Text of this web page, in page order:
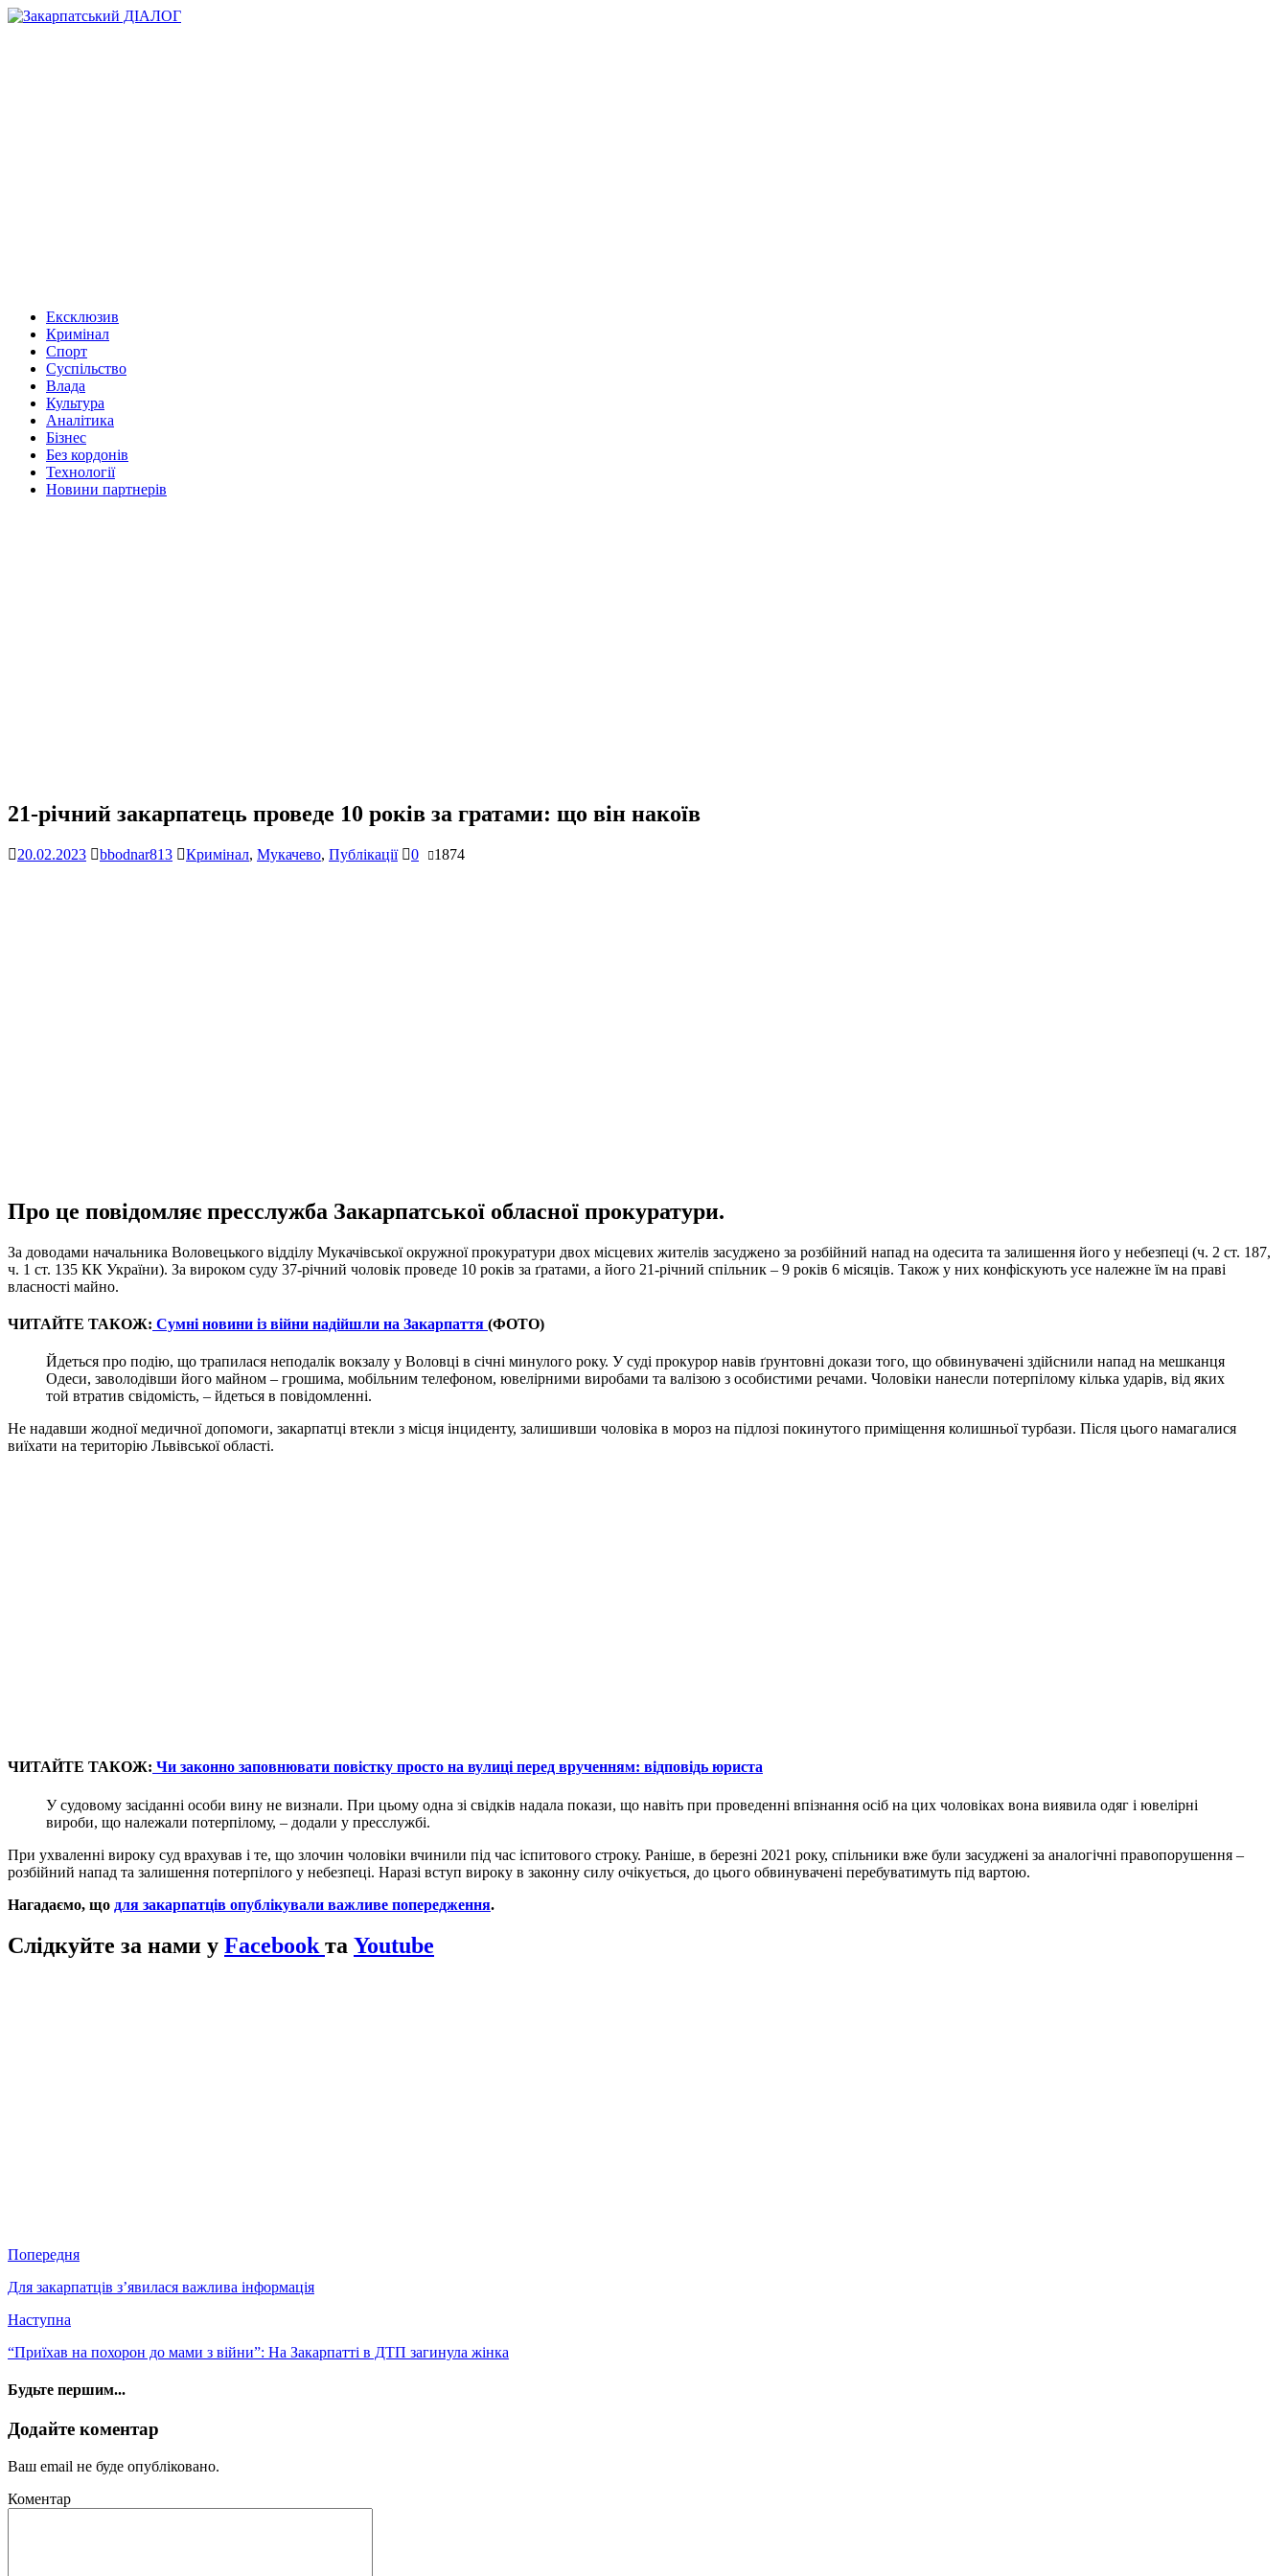
Ексклюзив
Кримінал
Спорт
Суспільство
Влада
Культура
Аналітика
Бізнес
Без кордонів
Технології
Новини партнерів
21-річний закарпатець проведе 10 років за гратами: що він накоїв
20.02.2023 bbodnar813 Кримінал, Мукачево, Публікації 0 1874
Про це повідомляє пресслужба Закарпатської обласної прокуратури.
За доводами начальника Воловецького відділу Мукачівської окружної прокуратури двох місцевих жителів засуджено за розбійний напад на одесита та залишення його у небезпеці (ч. 2 ст. 187,
ч. 1 ст. 135 КК України). За вироком суду 37-річний чоловік проведе 10 років за ґратами, а його 21-річний спільник – 9 років 6 місяців. Також у них конфіскують усе належне їм на праві
власності майно.
ЧИТАЙТЕ ТАКОЖ: Сумні новини із війни надійшли на Закарпаття (ФОТО)
Йдеться про подію, що трапилася неподалік вокзалу у Воловці в січні минулого року. У суді прокурор навів ґрунтовні докази того, що обвинувачені здійснили напад на мешканця
Одеси, заволодівши його майном – грошима, мобільним телефоном, ювелірними виробами та валізою з особистими речами. Чоловіки нанесли потерпілому кілька ударів, від яких
той втратив свідомість, – йдеться в повідомленні.
Не надавши жодної медичної допомоги, закарпатці втекли з місця інциденту, залишивши чоловіка в мороз на підлозі покинутого приміщення колишньої турбази. Після цього намагалися
виїхати на територію Львівської області.
ЧИТАЙТЕ ТАКОЖ: Чи законно заповнювати повістку просто на вулиці перед врученням: відповідь юриста
У судовому засіданні особи вину не визнали. При цьому одна зі свідків надала покази, що навіть при проведенні впізнання осіб на цих чоловіках вона виявила одяг і ювелірні
вироби, що належали потерпілому, – додали у пресслужбі.
При ухваленні вироку суд врахував і те, що злочин чоловіки вчинили під час іспитового строку. Раніше, в березні 2021 року, спільники вже були засуджені за аналогічні правопорушення –
розбійний напад та залишення потерпілого у небезпеці. Наразі вступ вироку в законну силу очікується, до цього обвинувачені перебуватимуть під вартою.
Нагадаємо, що для закарпатців опублікували важливе попередження.
Слідкуйте за нами у Facebook та Youtube
Попередня
Для закарпатців з’явилася важлива інформація
Наступна
“Приїхав на похорон до мами з війни”: На Закарпатті в ДТП загинула жінка
Будьте першим...
Додайте коментар
Ваш email не буде опубліковано.
Коментар